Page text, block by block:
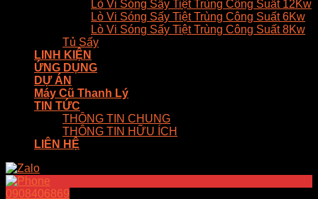
Lò Vi Sóng Sấy Tiệt Trùng Công Suất 12Kw
Lò Vi Sóng Sấy Tiệt Trùng Công Suất 6Kw
Lò Vi Sóng Sấy Tiệt Trùng Công Suất 8Kw
Tủ Sấy
LINH KIỆN
ỨNG DỤNG
DỰ ÁN
Máy Cũ Thanh Lý
TIN TỨC
THÔNG TIN CHUNG
THÔNG TIN HỮU ÍCH
LIÊN HỆ
0908406869